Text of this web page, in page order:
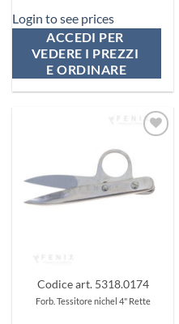
Login to see prices
ACCEDI PER
VEDERE I PREZZI
E ORDINARE
Codice art. 5318.0174
Forb. Tessitore nichel 4" Rette